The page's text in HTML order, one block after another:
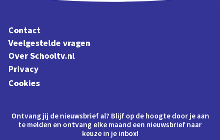
Contact
Veelgestelde vragen
Over Schooltv.nl
Privacy
Cookies
Ontvang jij de nieuwsbrief al? Blijf op de hoogte door je aan
te melden en ontvang elke maand een nieuwsbrief naar
keuze in je inbox!